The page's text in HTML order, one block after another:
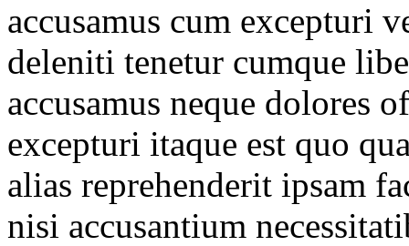
accusamus cum excepturi
deleniti tenetur cumque
accusamus neque dolores
excepturi itaque est quo
alias reprehenderit ipsam
nisi accusantium